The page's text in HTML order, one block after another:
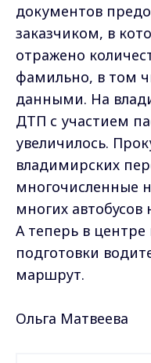
документов
заказчиком, в
отражено
фамильно, в том
данными. На
ДТП с участием
увеличилось.
владимирских
многочисленные
многих автобусов
А теперь в
подготовки
маршрут.
Ольга Матвеева